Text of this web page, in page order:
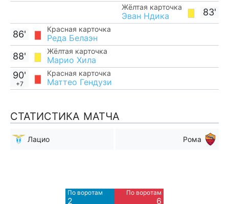
83'
Жёлтая карточка
Эван Ндика
Красная карточка
Реда Белаэн
86'
Жёлтая карточка
Марио Хила
88'
Красная карточка
Маттео Гендузи
90'
+7
СТАТИСТИКА МАТЧА
Лацио Рома
По воротам
2
По воротам
6